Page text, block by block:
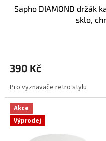
Sapho DIAMOND držák
sklo,
390 Kč
Pro vyznavače retro stylu
Akce
Výprodej